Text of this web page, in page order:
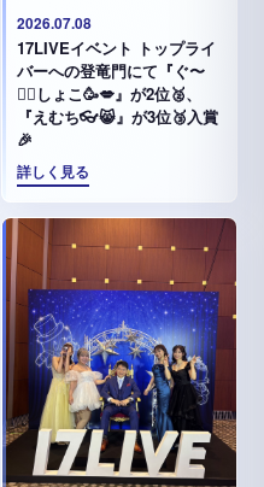
2026.07.08
17LIVEイベント トップライ
バーへの登竜門にて『ぐ〜
✊🏻‪しょこ🥳💋』が2位🥈、
『えむち👓😸』が3位🥉入賞
🎉
詳しく見る